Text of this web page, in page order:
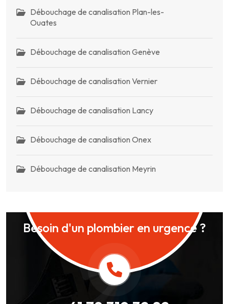
Débouchage de canalisation Plan-les-
Ouates
Débouchage de canalisation Genève
Débouchage de canalisation Vernier
Débouchage de canalisation Lancy
Débouchage de canalisation Onex
Débouchage de canalisation Meyrin
Besoin d'un plombier en urgence ?